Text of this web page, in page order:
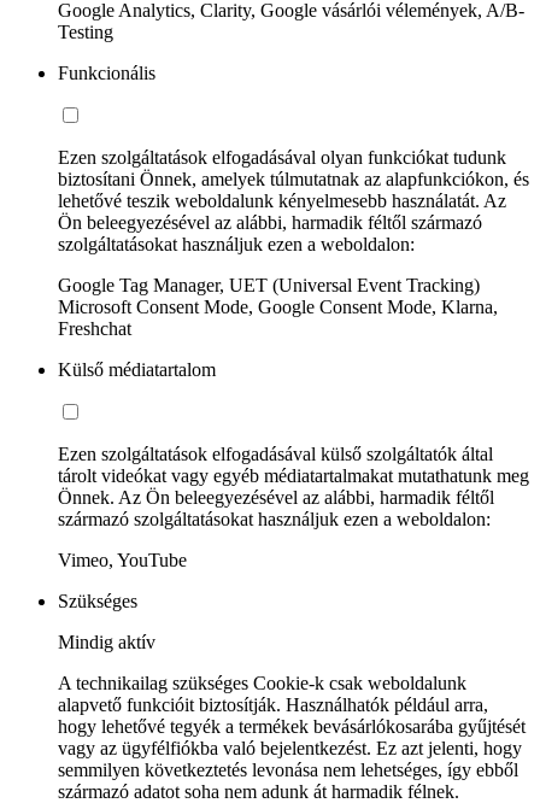
Google Analytics, Clarity, Google vásárlói vélemények, A/B-
Testing
Funkcionális
Ezen szolgáltatások elfogadásával olyan funkciókat tudunk
biztosítani Önnek, amelyek túlmutatnak az alapfunkciókon, és
lehetővé teszik weboldalunk kényelmesebb használatát. Az
Ön beleegyezésével az alábbi, harmadik féltől származó
szolgáltatásokat használjuk ezen a weboldalon:
Google Tag Manager, UET (Universal Event Tracking)
Microsoft Consent Mode, Google Consent Mode, Klarna,
Freshchat
Külső médiatartalom
Ezen szolgáltatások elfogadásával külső szolgáltatók által
tárolt videókat vagy egyéb médiatartalmakat mutathatunk meg
Önnek. Az Ön beleegyezésével az alábbi, harmadik féltől
származó szolgáltatásokat használjuk ezen a weboldalon:
Vimeo, YouTube
Szükséges
Mindig aktív
A technikailag szükséges Cookie-k csak weboldalunk
alapvető funkcióit biztosítják. Használhatók például arra,
hogy lehetővé tegyék a termékek bevásárlókosarába gyűjtését
vagy az ügyfélfiókba való bejelentkezést. Ez azt jelenti, hogy
semmilyen következtetés levonása nem lehetséges, így ebből
származó adatot soha nem adunk át harmadik félnek.